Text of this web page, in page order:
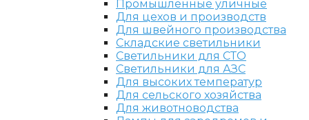
Промышленные уличные
Для цехов и производств
Для швейного производства
Складские светильники
Светильники для СТО
Светильники для АЗС
Для высоких температур
Для сельского хозяйства
Для животноводства